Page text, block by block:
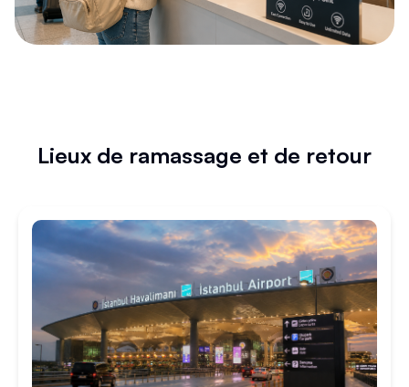
Lieux de ramassage et de retour